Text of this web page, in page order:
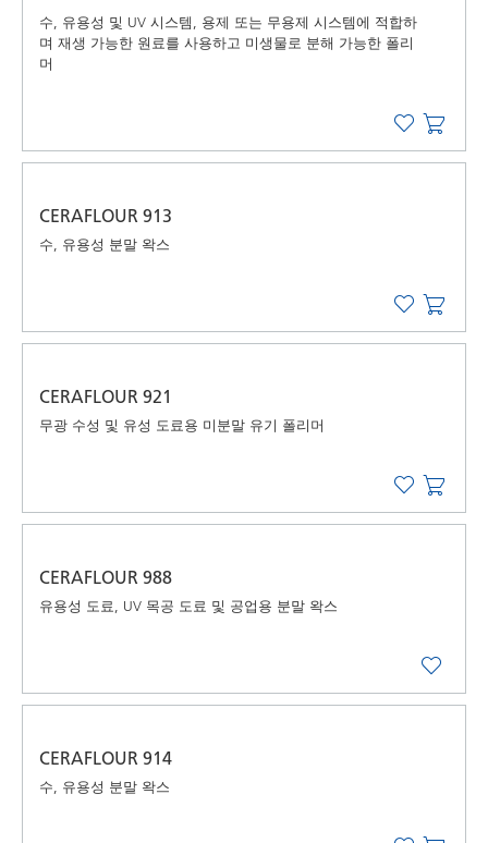
수, 유용성 및 UV 시스템, 용제 또는 무용제 시스템에 적합하
며 재생 가능한 원료를 사용하고 미생물로 분해 가능한 폴리
머
CERAFLOUR 913
수, 유용성 분말 왁스
CERAFLOUR 921
무광 수성 및 유성 도료용 미분말 유기 폴리머
CERAFLOUR 988
유용성 도료, UV 목공 도료 및 공업용 분말 왁스
CERAFLOUR 914
수, 유용성 분말 왁스